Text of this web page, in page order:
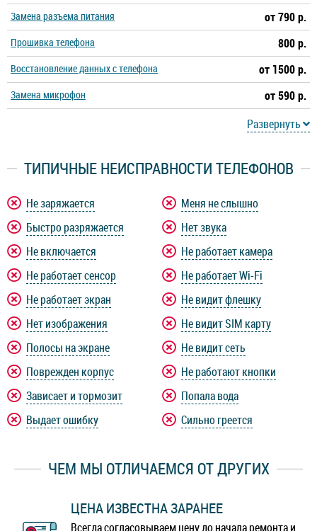
Замена разъема питания от 790 р.
Прошивка телефона 800 р.
Восстановление данных с телефона от 1500 р.
Замена микрофон
от 590 р.
Развернуть
ТИПИЧНЫЕ НЕИСПРАВНОСТИ ТЕЛЕФОНОВ
Не заряжается
Быстро разряжается
Не включается
Не работает сенсор
Не работает экран
Нет изображения
Полосы на экране
Поврежден корпус
Зависает и тормозит
Выдает ошибку
Меня не слышно
Нет звука
Не работает камера
Не работает Wi-Fi
Не видит флешку
Не видит SIM карту
Не видит сеть
Не работают кнопки
Попала вода
Сильно греется
ЧЕМ МЫ ОТЛИЧАЕМСЯ ОТ ДРУГИХ
ЦЕНА ИЗВЕСТНА ЗАРАНЕЕ
Всегда согласовываем цену до начала ремонта и